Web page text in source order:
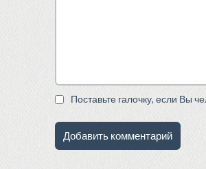
Поставьте галочку, если Вы